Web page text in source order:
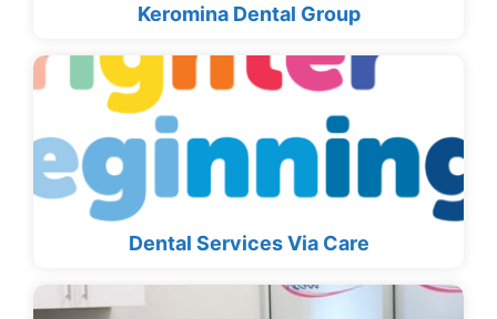
Keromina Dental Group
Dental Services Via Care